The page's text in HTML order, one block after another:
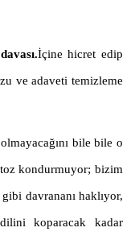
İçine hicret edip
ve adaveti temizleme
bile bile o
kondurmuyor; bizim
davrananı haklıyor,
koparacak kadar